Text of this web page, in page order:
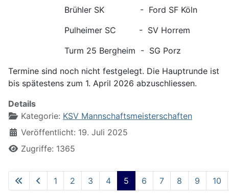
Brühler SK - Ford SF Köln
Pulheimer SC - SV Horrem
Turm 25 Bergheim - SG Porz
Termine sind noch nicht festgelegt. Die Hauptrunde ist
bis spätestens zum 1. April 2026 abzuschliessen.
Details
Kategorie: KSV Mannschaftsmeisterschaften
Veröffentlicht: 19. Juli 2025
Zugriffe: 1365
Seite 5 von 22
1 2 3 4 5 6 7 8 9 10